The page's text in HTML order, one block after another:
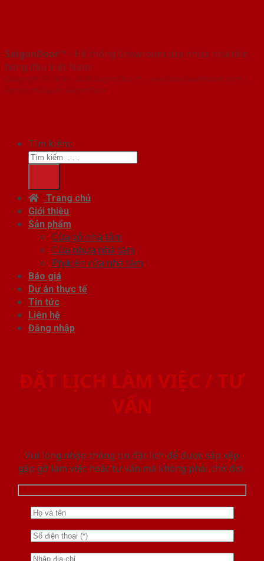
SaigonDoor™ - Hệ thống Showroom cửa nhựa nhà tắm
hàng đầu Việt Nam
Copyright ⓒ 2016 – 2026 SaigonDoor™ - www.cuanhuanhatam.com |
Đơn vị chủ quản SaigonDoor
Tìm kiếm:
Trang chủ
Giới thiệu
Sản phẩm
Cửa gỗ nhà tắm
Cửa nhựa nhà tắm
Phụ kiện cửa nhà tắm
Báo giá
Dự án thực tế
Tin tức
Liên hệ
Đăng nhập
ĐẶT LỊCH LÀM VIỆC / TƯ
VẤN
Vui lòng nhập thông tin đặt lịch để được sắp xếp
gặp gỡ làm việc hoăc tư vấn mà không phải chờ đợi.